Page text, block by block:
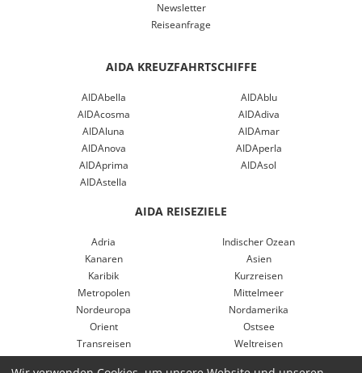
Newsletter
Reiseanfrage
AIDA KREUZFAHRTSCHIFFE
AIDAbella
AIDAblu
AIDAcosma
AIDAdiva
AIDAluna
AIDAmar
AIDAnova
AIDAperla
AIDAprima
AIDAsol
AIDAstella
AIDA REISEZIELE
Adria
Indischer Ozean
Kanaren
Asien
Karibik
Kurzreisen
Metropolen
Mittelmeer
Nordeuropa
Nordamerika
Orient
Ostsee
Transreisen
Weltreisen
Westeuropa
Nordeuropa